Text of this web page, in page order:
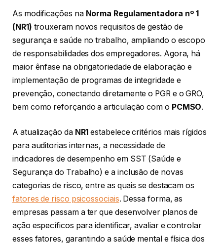
As modificações na Norma Regulamentadora nº 1
(NR1) trouxeram novos requisitos de gestão de
segurança e saúde no trabalho, ampliando o escopo
de responsabilidades dos empregadores. Agora, há
maior ênfase na obrigatoriedade de elaboração e
implementação de programas de integridade e
prevenção, conectando diretamente o PGR e o GRO,
bem como reforçando a articulação com o PCMSO.
A atualização da NR1 estabelece critérios mais rígidos
para auditorias internas, a necessidade de
indicadores de desempenho em SST (Saúde e
Segurança do Trabalho) e a inclusão de novas
categorias de risco, entre as quais se destacam os
fatores de risco psicossociais. Dessa forma, as
empresas passam a ter que desenvolver planos de
ação específicos para identificar, avaliar e controlar
esses fatores, garantindo a saúde mental e física dos